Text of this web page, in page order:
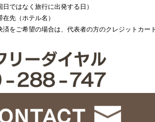
ではなく旅行に出発する日）
在先（ホテル名）
済をご希望の場合は、代表者の方のクレジットカー